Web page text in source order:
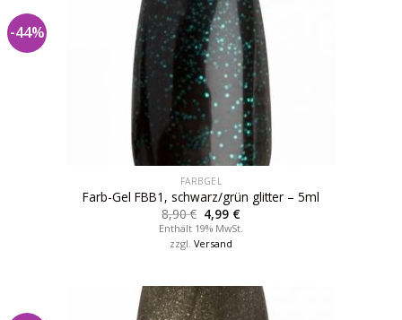
-44%
FARBGEL
Farb-Gel FBB1, schwarz/grün glitter – 5ml
8,90€ 4,99 €
Enthält 19% MwSt.
zzgl. Versand